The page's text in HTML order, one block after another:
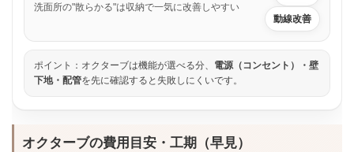
洗面所の"散らかる"は収納で一気に改善しやすい
動線改善
ポイント：オクターブは機能が選べる分、 電源（コンセント）・壁
下地・配管を先に確認すると失敗しにくいです。
オクターブの費用目安・工期（早見）